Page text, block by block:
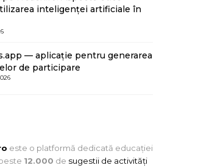
inteligenței artificiale în
— aplicație pentru generarea
de participare
este o platformă dedicată educației
12.000 de sugestii de activități